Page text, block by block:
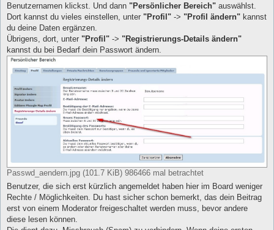
Benutzernamen klickst. Und dann "Persönlicher Bereich" auswählst.
Dort kannst du vieles einstellen, unter "Profil" -> "Profil ändern" kannst
du deine Daten ergänzen.
Übrigens, dort, unter "Profil" -> "Registrierungs-Details ändern"
kannst du bei Bedarf dein Passwort ändern.
Passwd_aendern.jpg (101.7 KiB) 986466 mal betrachtet
Benutzer, die sich erst kürzlich angemeldet haben hier im Board weniger
Rechte / Möglichkeiten. Du hast sicher schon bemerkt, das dein Beitrag
erst von einem Moderator freigeschaltet werden muss, bevor andere
diese lesen können.